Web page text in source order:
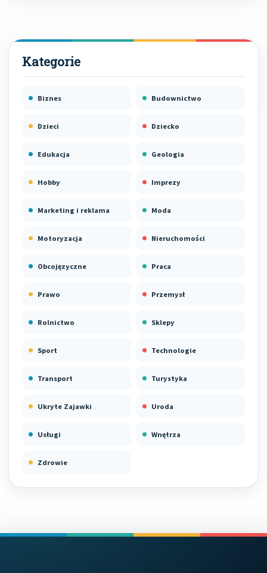
Biznes Budownictwo
Dzieci Dziecko
Edukacja Geologia
Hobby Imprezy
Marketing i reklama Moda
Motoryzacja Nieruchomości
Obcojęzyczne Praca
Prawo Przemysł
Rolnictwo Sklepy
Sport Technologie
Transport Turystyka
Ukryte Zajawki Uroda
Usługi Wnętrza
Zdrowie